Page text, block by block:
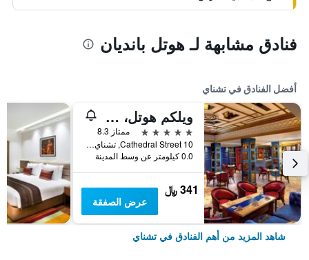
فنادق مشابهة لـ هوتل بانديان
أفضل الفنادق في تشناي
ويلكم هوتل، آي تي سي هوتلز، كاثيدرال رود، تشيناي
5 نجوم
ممتاز 8.3
10 Cathedral Street, تشناي, الهند
0.0 كيلومتر عن وسط المدينة
341 ﷼
عرض الصفقة
شاهد المزيد من أهم الفنادق في تشناي